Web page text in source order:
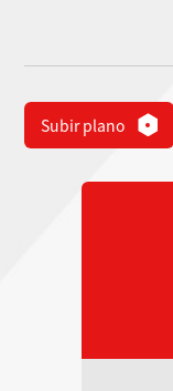
Subir plano